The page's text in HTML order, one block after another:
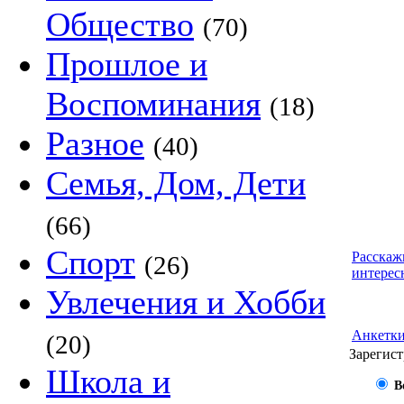
Общество (70)
Прошлое и
Воспоминания (18)
Разное (40)
Семья, Дом, Дети
(66)
Спорт (26)
Увлечения и Хобби
(20)
Школа и